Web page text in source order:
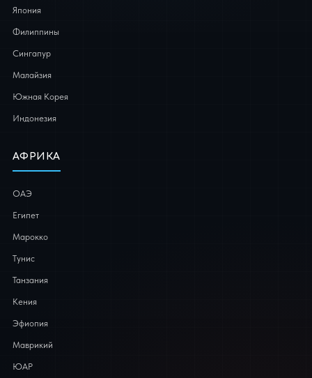
Япония
Филиппины
Сингапур
Малайзия
Южная Корея
Индонезия
АФРИКА
ОАЭ
Египет
Марокко
Тунис
Танзания
Кения
Эфиопия
Маврикий
ЮАР